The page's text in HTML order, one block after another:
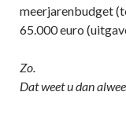
meerjarenbudget
65.000 euro
Zo.
Dat weet u dan